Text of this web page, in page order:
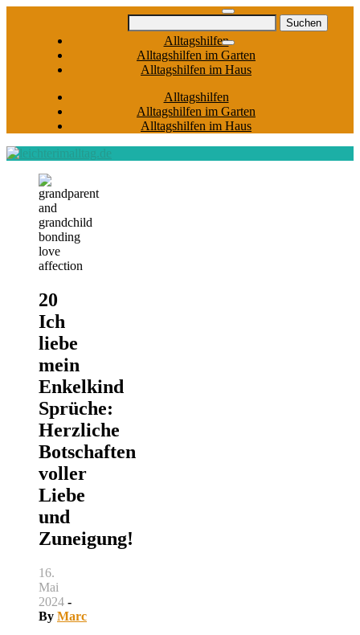
Alltagshilfen
Alltagshilfen im Garten
Alltagshilfen im Haus
Alltagshilfen
Alltagshilfen im Garten
Alltagshilfen im Haus
Suchen
nach:
20
Ich
liebe
mein
Enkelkind
Sprüche:
Herzliche
Botschaften
voller
Liebe
und
Zuneigung!
16.
Mai
2024 -
By Marc